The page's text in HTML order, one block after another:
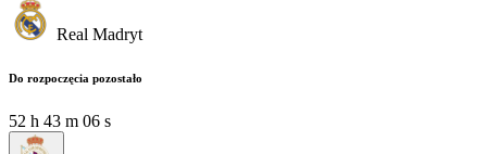
Real Madryt
Do rozpoczęcia pozostało
52 h 43 m 04 s